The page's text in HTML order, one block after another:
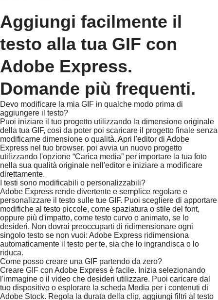
Aggiungi facilmente il
testo alla tua GIF con
Adobe Express.
Domande più frequenti.
Devo modificare la mia GIF in qualche modo prima di
aggiungere il testo?
Puoi iniziare il tuo progetto utilizzando la dimensione originale
della tua GIF, così da poter poi scaricare il progetto finale senza
modificarne dimensione o qualità. Apri l'editor di Adobe
Express nel tuo browser, poi avvia un nuovo progetto
utilizzando l'opzione “Carica media” per importare la tua foto
nella sua qualità originale nell'editor e iniziare a modificare
direttamente.
I testi sono modificabili o personalizzabili?
Adobe Express rende divertente e semplice regolare e
personalizzare il testo sulle tue GIF. Puoi scegliere di apportare
modifiche al testo piccole, come spaziatura o stile del font,
oppure più d'impatto, come testo curvo o animato, se lo
desideri. Non dovrai preoccuparti di ridimensionare ogni
singolo testo se non vuoi: Adobe Express ridimensiona
automaticamente il testo per te, sia che lo ingrandisca o lo
riduca.
Come posso creare una GIF partendo da zero?
Creare GIF con Adobe Express è facile. Inizia selezionando
l'immagine o il video che desideri utilizzare. Puoi caricare dal
tuo dispositivo o esplorare la scheda Media per i contenuti di
Adobe Stock. Regola la durata della clip, aggiungi filtri al testo